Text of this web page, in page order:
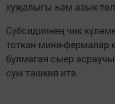
хуҗалыгы һәм азык-
Субсидиянең чик
тоткан мини-фермалар
булмаган сыер
сум тәшкил итә.